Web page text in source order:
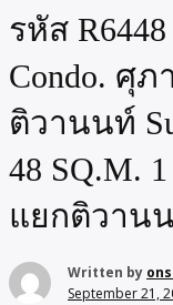
รหัส
Condo. ศุ
ติวานนท์
48 SQ.M.
แยกติวาน
Written by
September 21,